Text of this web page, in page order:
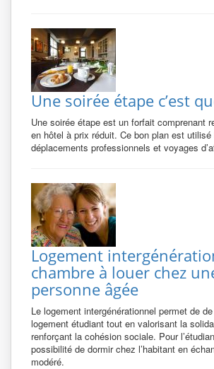
Une soirée étape c’est
Une soirée étape est un forfait comprenant
en hôtel à prix réduit. Ce bon plan est utilisé
déplacements professionnels et voyages
Logement
chambre à louer chez
personne âgée
Le logement intergénérationnel permet de
logement étudiant tout en valorisant la
renforçant la cohésion sociale. Pour
possibilité de dormir chez l’habitant en
modéré.